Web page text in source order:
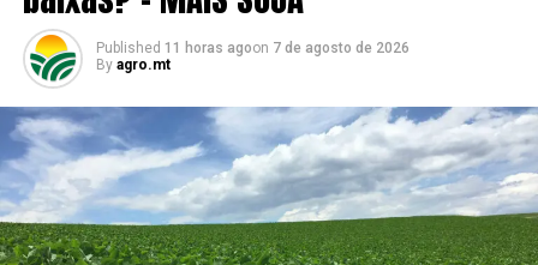
indicando expectativa positiva para a entrada da nova
safra.
Já o milho apresentou estabilidade. O preço médio
disponível ficou em R$ 47,23 por saca, praticamente no
mesmo patamar observado há um ano. Em
contrapartida, os contratos futuros recuaram 6,71% na
comparação anual, pressionados pelas perspectivas de
uma oferta global elevada e pela menor antecipação de
Published 11 horas agoon 7 de agosto de 2026
By agro.mt